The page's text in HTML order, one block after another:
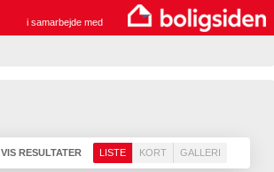
i samarbejde med
VIS RESULTATER LISTE KORT GALLERI